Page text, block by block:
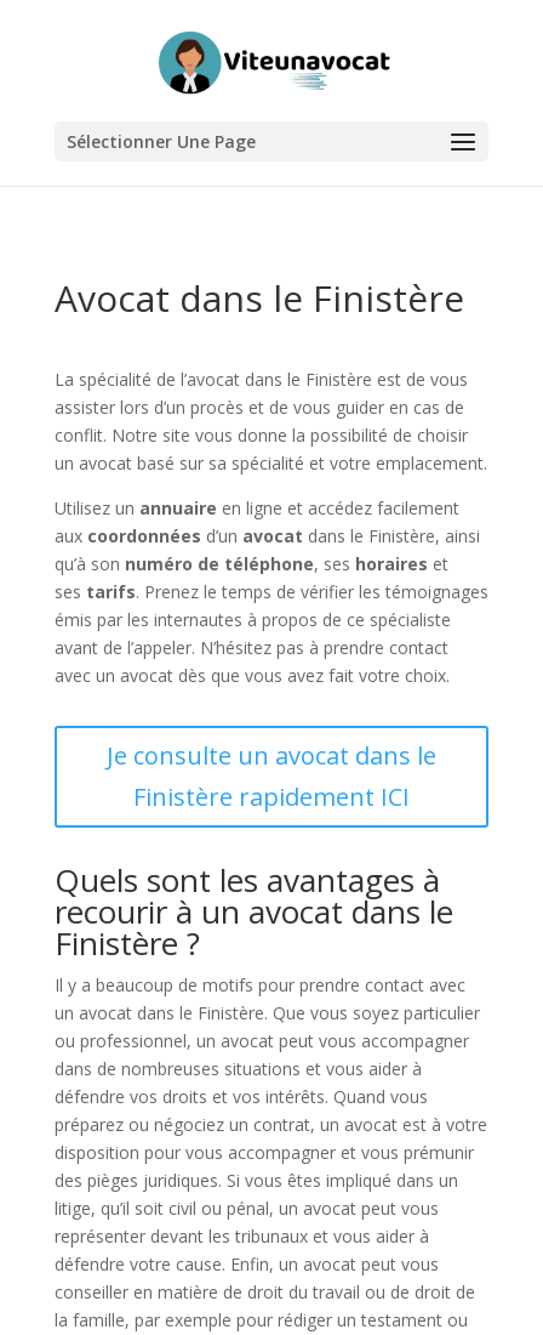
Sélectionner Une Page
Avocat dans le Finistère
La spécialité de l’avocat dans le Finistère est de vous
assister lors d’un procès et de vous guider en cas de
conflit. Notre site vous donne la possibilité de choisir
un avocat basé sur sa spécialité et votre emplacement.
Utilisez un annuaire en ligne et accédez facilement
aux coordonnées d’un avocat dans le Finistère, ainsi
qu’à son numéro de téléphone, ses horaires et
ses tarifs. Prenez le temps de vérifier les témoignages
émis par les internautes à propos de ce spécialiste
avant de l’appeler. N’hésitez pas à prendre contact
avec un avocat dès que vous avez fait votre choix.
Je consulte un avocat dans le
Finistère rapidement ICI
Quels sont les avantages à
recourir à un avocat dans le
Finistère ?
Il y a beaucoup de motifs pour prendre contact avec
un avocat dans le Finistère. Que vous soyez particulier
ou professionnel, un avocat peut vous accompagner
dans de nombreuses situations et vous aider à
défendre vos droits et vos intérêts. Quand vous
préparez ou négociez un contrat, un avocat est à votre
disposition pour vous accompagner et vous prémunir
des pièges juridiques. Si vous êtes impliqué dans un
litige, qu’il soit civil ou pénal, un avocat peut vous
représenter devant les tribunaux et vous aider à
défendre votre cause. Enfin, un avocat peut vous
conseiller en matière de droit du travail ou de droit de
la famille, par exemple pour rédiger un testament ou